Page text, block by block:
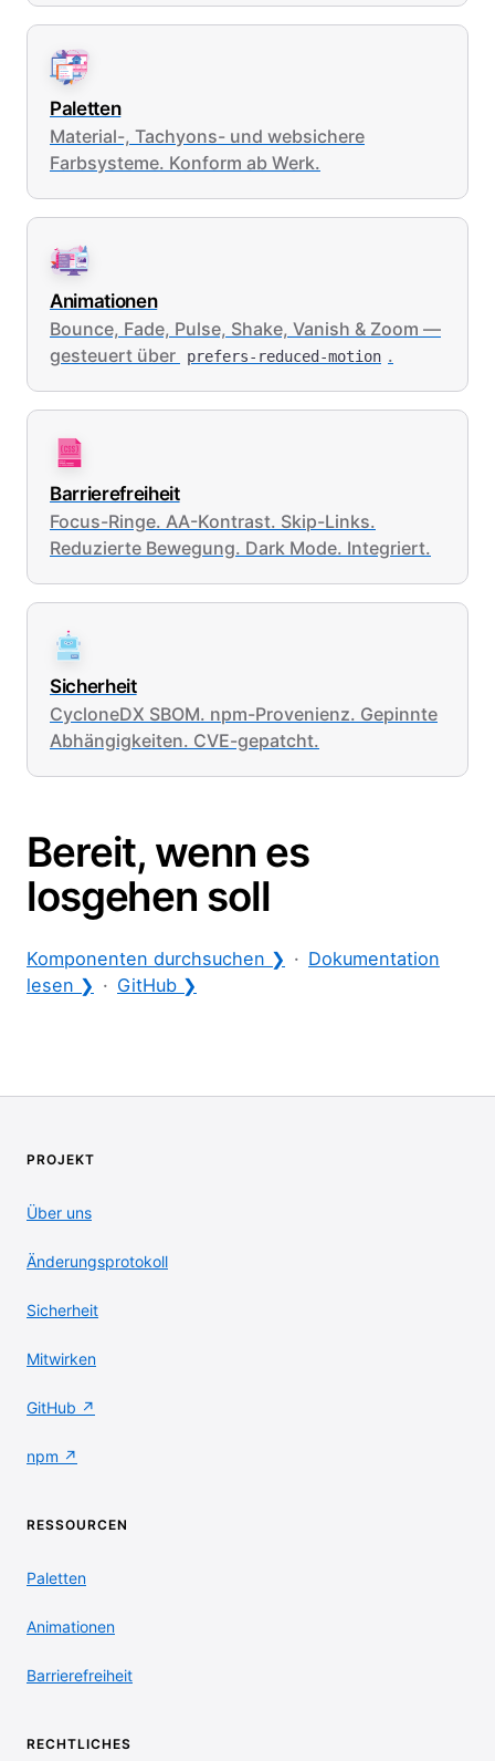
Paletten
Material-, Tachyons- und websichere
Farbsysteme. Konform ab Werk.
Animationen
Bounce, Fade, Pulse, Shake, Vanish & Zoom —
gesteuert über
prefers-reduced-motion .
Barrierefreiheit
Focus-Ringe. AA-Kontrast. Skip-Links.
Reduzierte Bewegung. Dark Mode. Integriert.
Sicherheit
CycloneDX SBOM. npm-Provenienz. Gepinnte
Abhängigkeiten. CVE-gepatcht.
Bereit, wenn es
losgehen soll
Komponenten durchsuchen ❯ · Dokumentation
lesen ❯ · GitHub ❯
PROJEKT
Über uns
Änderungsprotokoll
Sicherheit
Mitwirken
GitHub ↗
npm ↗
RESSOURCEN
Paletten
Animationen
Barrierefreiheit
RECHTLICHES